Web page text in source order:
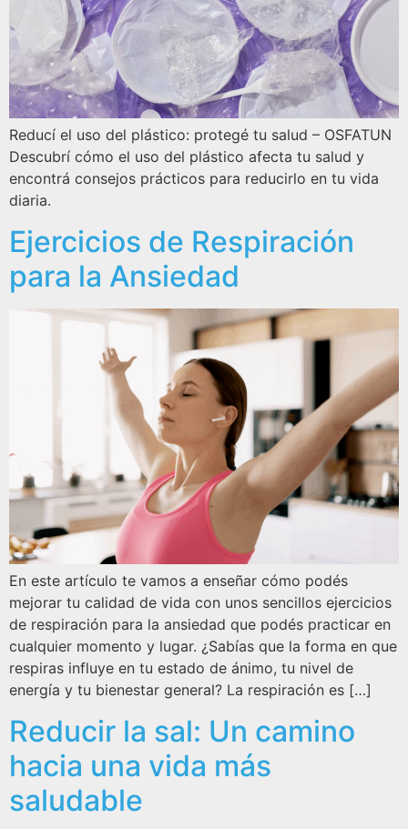
Reducí el uso del plástico: protegé tu salud – OSFATUN
Descubrí cómo el uso del plástico afecta tu salud y
encontrá consejos prácticos para reducirlo en tu vida
diaria.
Ejercicios de Respiración
para la Ansiedad
En este artículo te vamos a enseñar cómo podés
mejorar tu calidad de vida con unos sencillos ejercicios
de respiración para la ansiedad que podés practicar en
cualquier momento y lugar. ¿Sabías que la forma en que
respiras influye en tu estado de ánimo, tu nivel de
energía y tu bienestar general? La respiración es […]
Reducir la sal: Un camino
hacia una vida más
saludable